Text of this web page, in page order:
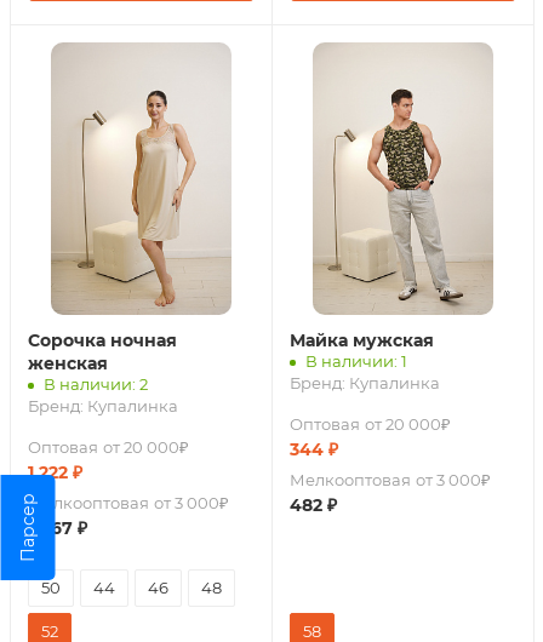
Сорочка ночная
женская
В наличии: 2
Бренд: Купалинка
Оптовая от 20 000₽
1 222 ₽
Мелкооптовая от 3 000₽
1 467 ₽
50 44 46 48
52
Майка мужская
В наличии: 1
Бренд: Купалинка
Оптовая от 20 000₽
344 ₽
Мелкооптовая от 3 000₽
482 ₽
58
Парсер